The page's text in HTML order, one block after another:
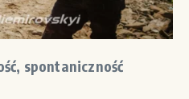
spontaniczność